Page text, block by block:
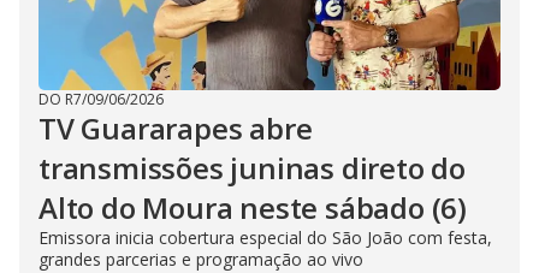
DO R7/09/06/2026
TV Guararapes abre
transmissões juninas direto do
Alto do Moura neste sábado (6)
Emissora inicia cobertura especial do São João com festa,
grandes parcerias e programação ao vivo